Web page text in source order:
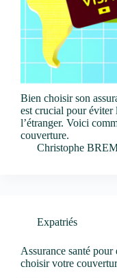
Bien choisir son
est crucial pour éviter
l’étranger. Voici
couverture.
Christophe
Expatriés
Assurance santé
choisir votre